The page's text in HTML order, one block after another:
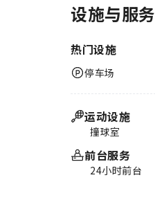
设施与服务
热门设施
停车场
运动设施
撞球室
前台服务
24小时前台